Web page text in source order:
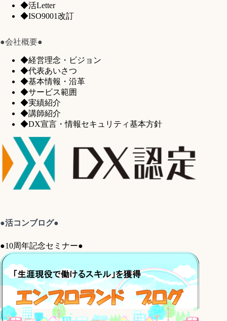
◆活Letter
◆ISO9001改訂
●会社概要●
◆経営理念・ビジョン
◆代表あいさつ
◆基本情報・沿革
◆サービス範囲
◆実績紹介
◆講師紹介
◆DX宣言・情報セキュリティ基本方針
●活コンブログ●
●10周年記念セミナー●